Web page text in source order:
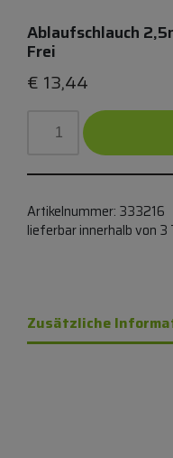
Ablaufschlauch
Frei
€ 13,44
Artikelnummer: 333216
lieferbar innerhalb von 3
Zusätzliche